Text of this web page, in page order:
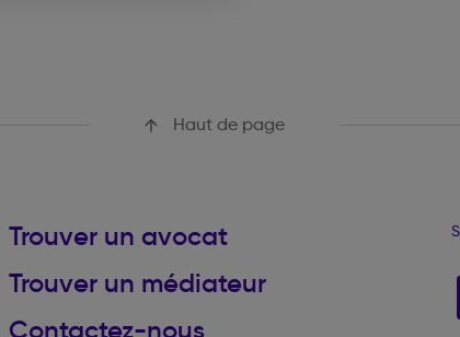
Haut de page
Trouver un avocat
Trouver un médiateur
Contactez-nous